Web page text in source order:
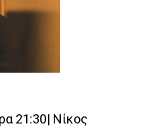
21:30| Νίκος